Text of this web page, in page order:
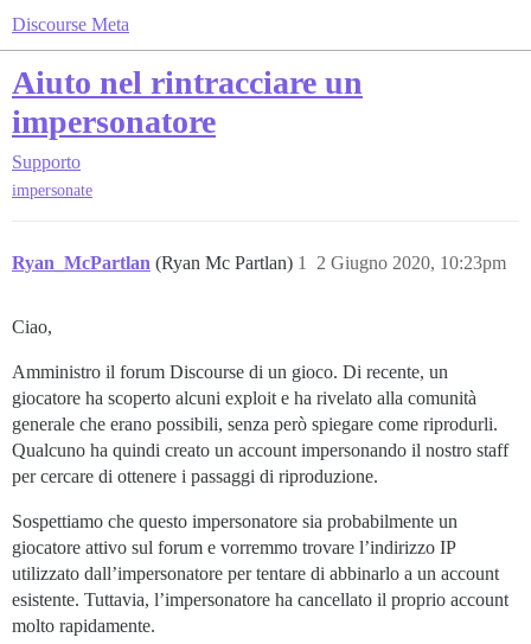
Discourse Meta
Aiuto nel rintracciare un
impersonatore
Supporto
impersonate
Ryan_McPartlan (Ryan Mc Partlan) 2 Giugno 2020, 10:23pm
1
Ciao,
Amministro il forum Discourse di un gioco. Di recente, un
giocatore ha scoperto alcuni exploit e ha rivelato alla comunità
generale che erano possibili, senza però spiegare come riprodurli.
Qualcuno ha quindi creato un account impersonando il nostro staff
per cercare di ottenere i passaggi di riproduzione.
Sospettiamo che questo impersonatore sia probabilmente un
giocatore attivo sul forum e vorremmo trovare l’indirizzo IP
utilizzato dall’impersonatore per tentare di abbinarlo a un account
esistente. Tuttavia, l’impersonatore ha cancellato il proprio account
molto rapidamente.